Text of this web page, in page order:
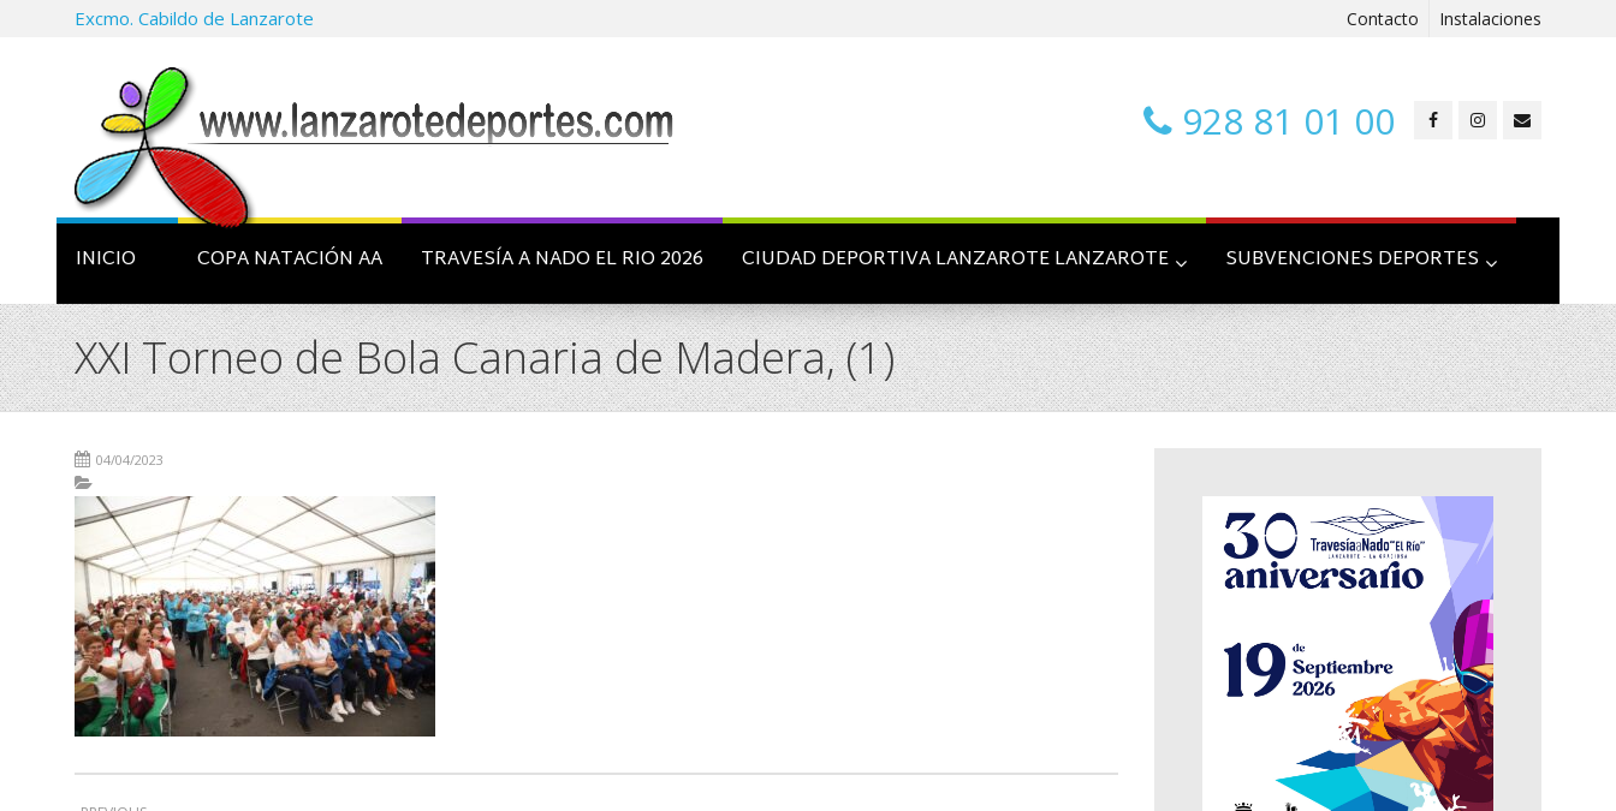
Excmo. Cabildo de Lanzarote Contacto Instalaciones
928 81 01 00
INICIO COPA NATACIÓN AA TRAVESÍA A NADO EL RIO 2026 CIUDAD DEPORTIVA LANZAROTE LANZAROTE SUBVENCIONES DEPORTES
XXI Torneo de Bola Canaria de Madera, (1)
04/04/2023